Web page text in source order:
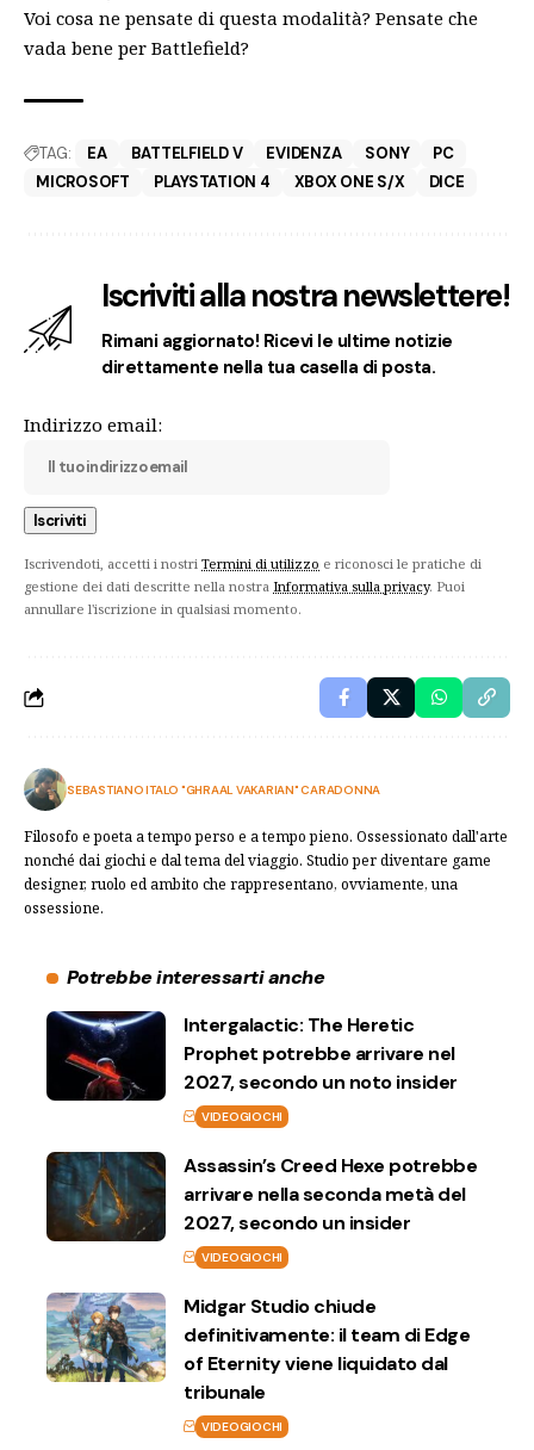
Voi cosa ne pensate di questa modalità? Pensate che
vada bene per Battlefield?
TAG: EA BATTELFIELD V EVIDENZA SONY
PC
MICROSOFT
PLAYSTATION 4 XBOX ONE S/X DICE
Iscriviti alla nostra newslettere!
Rimani aggiornato! Ricevi le ultime notizie
direttamente nella tua casella di posta.
Indirizzo email:
Iscrivendoti, accetti i nostri Termini di utilizzo e riconosci le pratiche di
gestione dei dati descritte nella nostra Informativa sulla privacy. Puoi
annullare l'iscrizione in qualsiasi momento.
SEBASTIANO ITALO "GHRAAL VAKARIAN" CARADONNA
Filosofo e poeta a tempo perso e a tempo pieno. Ossessionato dall'arte
nonché dai giochi e dal tema del viaggio. Studio per diventare game
designer, ruolo ed ambito che rappresentano, ovviamente, una
ossessione.
Potrebbe interessarti anche
Intergalactic: The Heretic
Prophet potrebbe arrivare nel
2027, secondo un noto insider
VIDEOGIOCHI
Assassin’s Creed Hexe potrebbe
arrivare nella seconda metà del
2027, secondo un insider
VIDEOGIOCHI
Midgar Studio chiude
definitivamente: il team di Edge
of Eternity viene liquidato dal
tribunale
VIDEOGIOCHI